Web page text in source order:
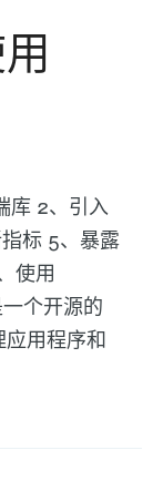
库 2、引入
标 5、暴露
使用
个开源的
用程序和